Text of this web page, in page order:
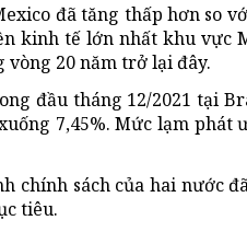
đã tăng thấp hơn so
kinh tế lớn nhất khu vực
20 năm trở lại đây.
đầu tháng 12/2021 tại
7,45%. Mức lạm
chính sách của hai nước
tiêu.